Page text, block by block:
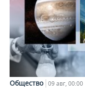
Общество 09 авг, 00:00